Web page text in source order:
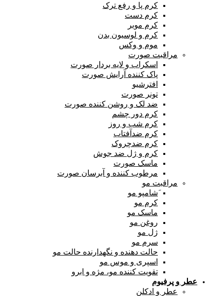
کرم پا و رفع ترک
کرم دست
کرم موبر
کرم و لوسیون بدن
موم و وکس
مراقبت صورت
اسکراب و لایه بردار صورت
پاک کننده آرایش صورت
افترشیو
تونر صورت
ضد لک و روشن کننده صورت
کرم دور چشم
کرم شب و روز
کرم ضدآفتاب
کرم ضدچروک
کرم و ژل ضد جوش
ماسک صورت
مرطوب کننده و آبرسان صورت
مراقبت مو
َشامپو مو
کرم مو
ماسک مو
روغن مو
ژل مو
سرم مو
حالت دهنده و نگهدارنده حالت مو
اسپری و موس مو
تقویت کننده مو، مژه و ابرو
عطر و پرفیوم
عطر و ادکلن